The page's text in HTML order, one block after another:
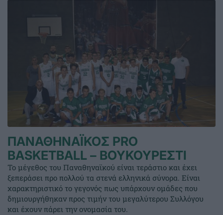
ΠΑΝΑΘΗΝΑΪΚΟΣ PRO
BASKETBALL – ΒΟΥΚΟΥΡΕΣΤΙ
Το μέγεθος του Παναθηναϊκού είναι τεράστιο και έχει
ξεπεράσει προ πολλού τα στενά ελληνικά σύνορα. Είναι
χαρακτηριστικό το γεγονός πως υπάρχουν ομάδες που
δημιουργήθηκαν προς τιμήν του μεγαλύτερου Συλλόγου
και έχουν πάρει την ονομασία του.